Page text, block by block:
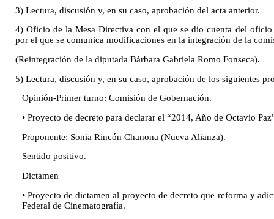
3) Lectura, discusión y, en su caso, aprobación del acta anterior.
4) Oficio de la Mesa Directiva con el que se dio cuenta del
por el que se comunica modificaciones en la integración de la
(Reintegración de la diputada Bárbara Gabriela Romo Fonseca).
5) Lectura, discusión y, en su caso, aprobación de los siguientes
Opinión-Primer turno: Comisión de Gobernación.
• Proyecto de decreto para declarar el “2014, Año de Octavio
Proponente: Sonia Rincón Chanona (Nueva Alianza).
Sentido positivo.
Dictamen
• Proyecto de dictamen al proyecto de decreto que reforma y
Federal de Cinematografía.